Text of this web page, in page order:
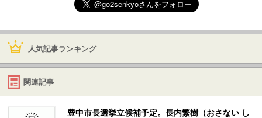
人気記事ランキング
関連記事
豊中市長選挙立候補予定。長内繁樹（おさない し